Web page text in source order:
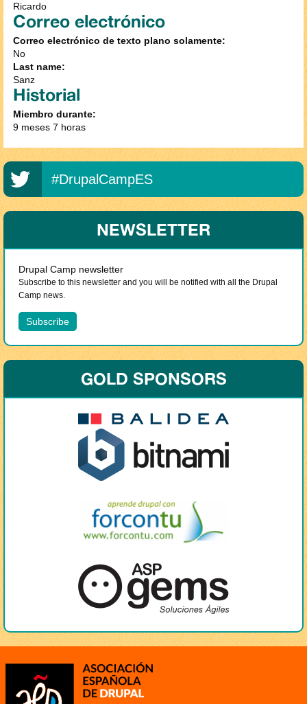
Ricardo
Correo electrónico
Correo electrónico de texto plano solamente:
No
Last name:
Sanz
Historial
Miembro durante:
9 meses 7 horas
#DrupalCampES
NEWSLETTER
Drupal Camp newsletter
Subscribe to this newsletter and you will be notified with all the Drupal
Camp news.
GOLD SPONSORS